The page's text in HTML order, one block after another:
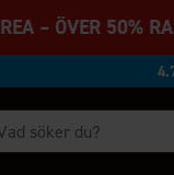
– ÖVER